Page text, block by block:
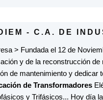
- C.A. DE
> Fundada el 12 de
y de la reconstrucción
de mantenimiento y dedicar
de Transformadores
y Trifásicos... Hoy día